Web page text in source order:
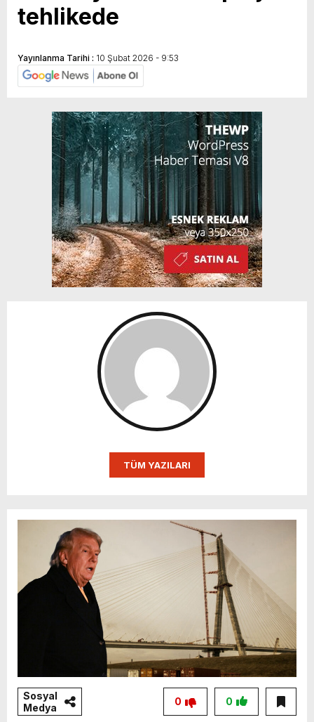
tehlikede
Yayınlanma Tarihi : 10 Şubat 2026 - 9:53
TÜM YAZILARI
Sosyal
Medya
0
0